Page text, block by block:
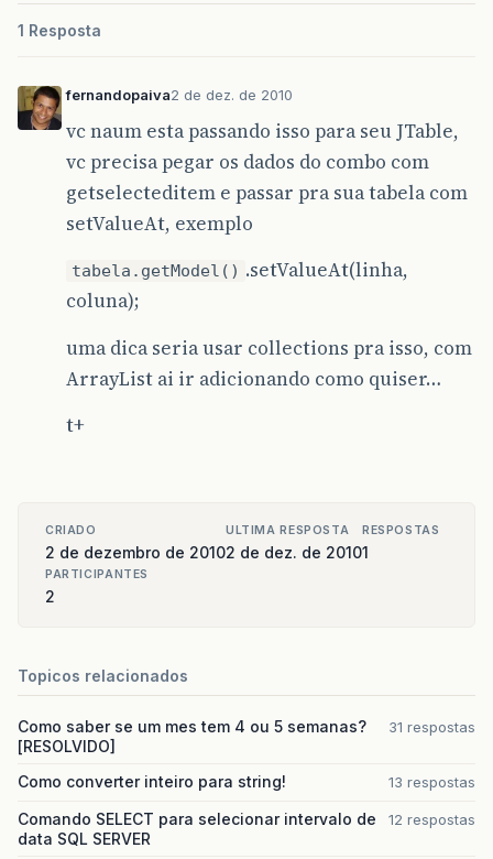
1 Resposta
fernandopaiva2 de dez. de 2010
vc naum esta passando isso para seu JTable,
vc precisa pegar os dados do combo com
getselecteditem e passar pra sua tabela com
setValueAt, exemplo
tabela.getModel() .setValueAt(linha,
coluna);
uma dica seria usar collections pra isso, com
ArrayList ai ir adicionando como quiser…
t+
CRIADO
2 de dezembro de 2010
ULTIMA RESPOSTA
2 de dez. de 2010
RESPOSTAS
1
PARTICIPANTES
2
Topicos relacionados
Como saber se um mes tem 4 ou 5 semanas?
[RESOLVIDO]
31 respostas
Como converter inteiro para string! 13 respostas
Comando SELECT para selecionar intervalo de
data SQL SERVER
12 respostas